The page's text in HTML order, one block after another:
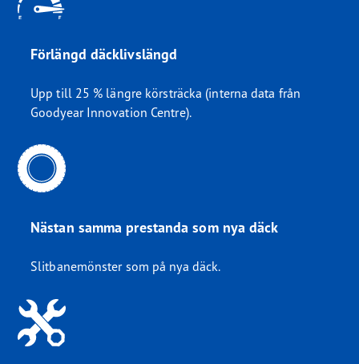
Förlängd däcklivslängd
Upp till 25 % längre körsträcka (interna data från
Goodyear Innovation Centre).
Nästan samma prestanda som nya däck
Slitbanemönster som på nya däck.